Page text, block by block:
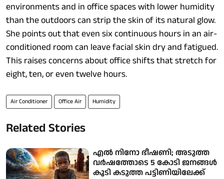
environments and in office spaces with lower humidity
than the outdoors can strip the skin of its natural glow.
She points out that even six continuous hours in an air-
conditioned room can leave facial skin dry and fatigued.
This raises concerns about office shifts that stretch for
eight, ten, or even twelve hours.
Air Conditioner Office Air Humidity
Related Stories
എൽ നിനോ ഭീഷണി; അടുത്ത
വർഷത്തോടെ 5 കോടി ജനങ്ങൾ
കൂടി കടുത്ത പട്ടിണിയിലേക്ക്